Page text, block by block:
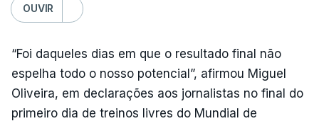
OUVIR
“Foi daqueles dias em que o resultado final não
espelha todo o nosso potencial”, afirmou Miguel
Oliveira, em declarações aos jornalistas no final do
primeiro dia de treinos livres do Mundial de